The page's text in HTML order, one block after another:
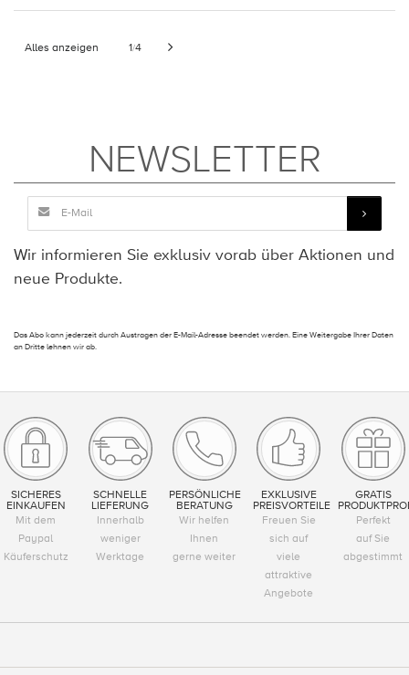
Alles anzeigen 1/4
NEWSLETTER
Wir informieren Sie exklusiv vorab über Aktionen und
neue Produkte.
Das Abo kann jederzeit durch Austragen der E-Mail-Adresse beendet werden. Eine Weitergabe Ihrer Daten
an Dritte lehnen wir ab.
SICHERES
EINKAUFEN
Mit dem
Paypal
Käuferschutz
SCHNELLE
LIEFERUNG
Innerhalb
weniger
Werktage
PERSÖNLICHE
BERATUNG
Wir helfen
Ihnen
gerne weiter
EXKLUSIVE
PREISVORTEILE
Freuen Sie
sich auf
viele
attraktive
Angebote
GRATIS
Perfekt
auf Sie
abgestimmt